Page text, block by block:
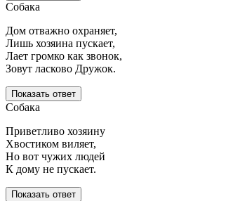
Собака
Дом отважно охраняет,
Лишь хозяина пускает,
Лает громко как звонок,
Зовут ласково Дружок.
Показать ответ
Собака
Приветливо хозяину
Хвостиком виляет,
Но вот чужих людей
К дому не пускает.
Показать ответ